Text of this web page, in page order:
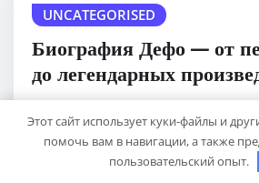
UNCATEGORISED
Биография Дефо — от
до легендарных
Этот сайт использует куки-файлы и
помочь вам в навигации, а также
пользовательский опыт.